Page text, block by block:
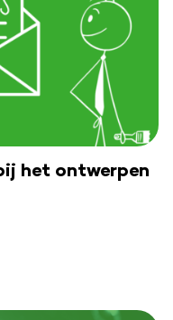
het ontwerpen